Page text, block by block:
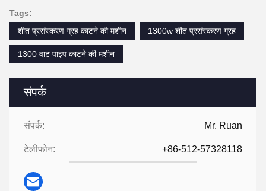
संपर्क
संपर्क: Mr. Ruan
टेलीफोन: +86-512-57328118
Tags:
शीत प्रसंस्करण ग्रह काटने की मशीन
1300w शीत प्रसंस्करण ग्रह
1300 वाट पाइप काटने की मशीन